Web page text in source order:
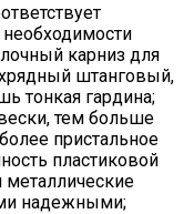
необходимости
карниз для
штанговый,
тонкая гардина;
тем больше
пристальное
пластиковой
надежными;